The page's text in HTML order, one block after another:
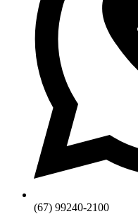
(67) 99240-2100